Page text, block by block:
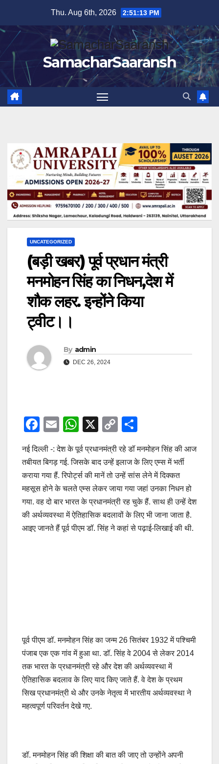
content
Thu. Aug 6th, 2026 2:51:14 PM
SamacharSaaransh
UNCATEGORIZED
(बड़ी खबर) पूर्व प्रधान मंत्री
मनमोहन सिंह का निधन,देश में
शौक लहर. इन्होंने किया
ट्वीट।।
By admin
DEC 26, 2024
F
c
e
b
o
o
k
E
m
ail
W
h
at
s
A
p
p
X
C
o
p
y
Li
n
k
ar
e
नई दिल्ली -: देश के पूर्व प्रधानमंत्री रहे डॉ मनमोहन सिंह की आज
तबीयत बिगड़ गई. जिसके बाद उन्हें इलाज के लिए एम्स में भर्ती
कराया गया हैं. रिपोर्ट्स की मानें तो उन्हें सांस लेने में दिक्कत
महसूस होने के चलते एम्स लेकर जाया गया जहां उनका निधन हो
गया. वह दो बार भारत के प्रधानमंत्री रह चुके हैं. साथ ही उन्हें देश
की अर्थव्यवस्था में ऐतिहासिक बदलावों के लिए भी जाना जाता है.
आइए जानते हैं पूर्व पीएम डॉ. सिंह ने कहां से पढ़ाई-लिखाई की थी.
पूर्व पीएम डॉ. मनमोहन सिंह का जन्म 26 सितंबर 1932 में पश्चिमी
पंजाब एक एक गांव में हुआ था. डॉ. सिंह वे 2004 से लेकर 2014
तक भारत के प्रधानमंत्री रहे और देश की अर्थव्यवस्था में
ऐतिहासिक बदलाव के लिए याद किए जाते हैं. वे देश के प्रथम
सिख प्रधानमंत्री थे और उनके नेतृत्व में भारतीय अर्थव्यवस्था ने
महत्वपूर्ण परिवर्तन देखे गए.
डॉ. मनमोहन सिंह की शिक्षा की बात की जाए तो उन्होंने अपनी